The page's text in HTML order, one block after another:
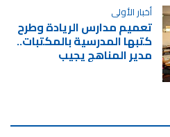
أخبار الأولى
تعميم مدارس الريادة وطرح
كتبها المدرسية بالمكتبات..
مدير المناهج يجيب